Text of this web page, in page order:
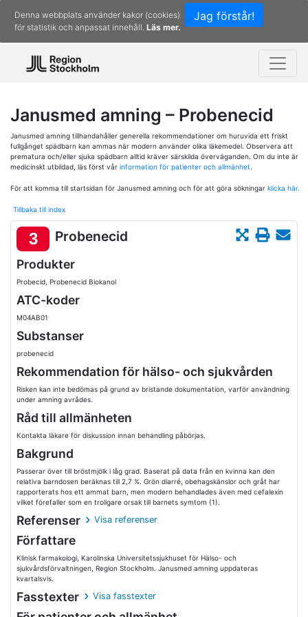
Jag förstår!
Denna webbplats använder kakor (cookies)
för statistik och anpassat innehåll. Läs mer.
Janusmed amning – Probenecid
Janusmed amning tillhandahåller generella rekommendationer om huruvida ett friskt
fullgånget spädbarn kan ammas när modern använder olika läkemedel. Observera att
prematura och/eller sjuka spädbarn alltid kräver särskilda överväganden. Om du inte är
medicinskt utbildad, läs först vår information för patienter och allmänhet.
För att komma till startsidan för Janusmed amning och för att göra sökningar klicka här.
Tillbaka till index
3 Probenecid
Produkter
Probecid, Probenecid Biokanol
ATC-koder
M04AB01
Substanser
probenecid
Rekommendation för hälso- och sjukvården
Risken kan inte bedömas på grund av bristande dokumentation, varför användning
under amning avrådes.
Råd till allmänheten
Kontakta läkare för diskussion innan behandling påbörjas.
Bakgrund
Passerar över till bröstmjölk i låg grad. Baserat på data från en kvinna kan den
relativa barndosen beräknas till 2,7 %. Grön diarré, obehagskänslor och gråt har
rapporterats hos ett ammat barn, men modern behandlades även med cefalexin
vilket förefaller som en troligare orsak till barnets symtom (1).
Referenser Visa referenser
Författare
Klinisk farmakologi, Karolinska Universitetssjukhuset för Hälso- och
sjukvårdsförvaltningen, Region Stockholm. Janusmed amning uppdateras
kvartalsvis.
Fasstexter Visa fasstexter